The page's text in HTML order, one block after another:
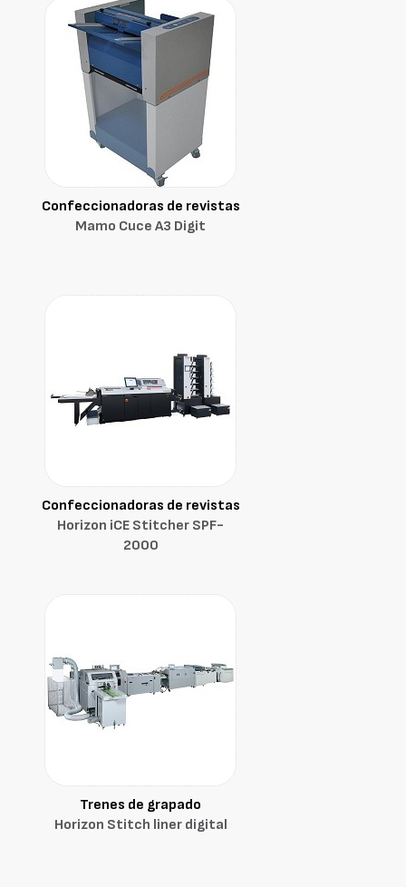
Confeccionadoras de revistas
Mamo Cuce A3 Digit
Confeccionadoras de revistas
Horizon iCE Stitcher SPF-
2000
Trenes de grapado
Horizon Stitch liner digital